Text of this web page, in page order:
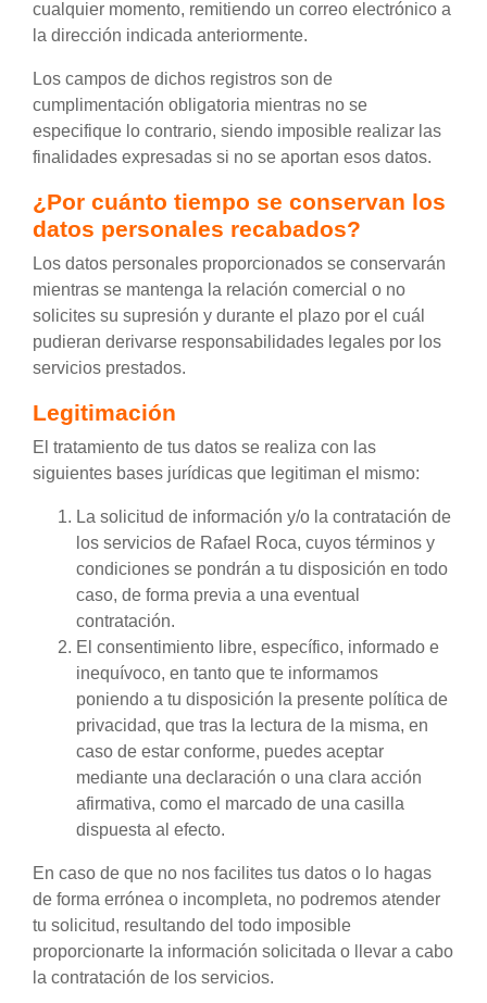
cualquier momento, remitiendo un correo electrónico a
la dirección indicada anteriormente.
Los campos de dichos registros son de
cumplimentación obligatoria mientras no se
especifique lo contrario, siendo imposible realizar las
finalidades expresadas si no se aportan esos datos.
¿Por cuánto tiempo se conservan los
datos personales recabados?
Los datos personales proporcionados se conservarán
mientras se mantenga la relación comercial o no
solicites su supresión y durante el plazo por el cuál
pudieran derivarse responsabilidades legales por los
servicios prestados.
Legitimación
El tratamiento de tus datos se realiza con las
siguientes bases jurídicas que legitiman el mismo:
La solicitud de información y/o la contratación de
los servicios de Rafael Roca, cuyos términos y
condiciones se pondrán a tu disposición en todo
caso, de forma previa a una eventual
contratación.
El consentimiento libre, específico, informado e
inequívoco, en tanto que te informamos
poniendo a tu disposición la presente política de
privacidad, que tras la lectura de la misma, en
caso de estar conforme, puedes aceptar
mediante una declaración o una clara acción
afirmativa, como el marcado de una casilla
dispuesta al efecto.
En caso de que no nos facilites tus datos o lo hagas
de forma errónea o incompleta, no podremos atender
tu solicitud, resultando del todo imposible
proporcionarte la información solicitada o llevar a cabo
la contratación de los servicios.